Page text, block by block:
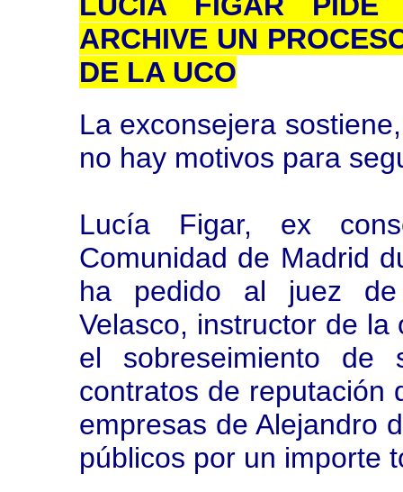
ARCHIVE UN
DE LA UCO
La exconsejera
no hay motivos para
Lucía Figar, ex
Comunidad de Madrid
ha pedido al juez de
Velasco, instructor de
el sobreseimiento de
contratos de reputación
empresas de Alejandro
públicos por un importe